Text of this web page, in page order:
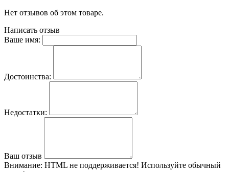
Нет отзывов об этом товаре.
Написать отзыв
Ваше имя:
Достоинства:
Недостатки:
Ваш отзыв
Внимание: HTML не поддерживается! Используйте обычный